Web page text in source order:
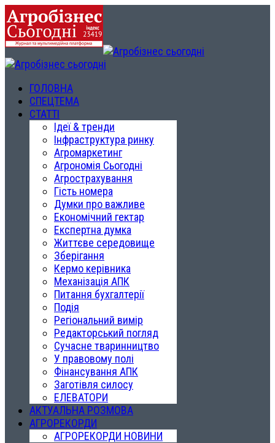
ГОЛОВНА
СПЕЦТЕМА
СТАТТІ
Ідеї & тренди
Інфраструктура ринку
Агромаркетинг
Агрономія Сьогодні
Агрострахування
Гість номера
Думки про важливе
Економічний гектар
Експертна думка
Життєве середовище
Зберігання
Кермо керівника
Механізація АПК
Питання бухгалтерії
Подія
Регіональний вимір
Редакторський погляд
Сучасне тваринництво
У правовому полі
Фінансування АПК
Заготівля силосу
ЕЛЕВАТОРИ
АКТУАЛЬНА РОЗМОВА
АГРОРЕКОРДИ
АГРОРЕКОРДИ НОВИНИ